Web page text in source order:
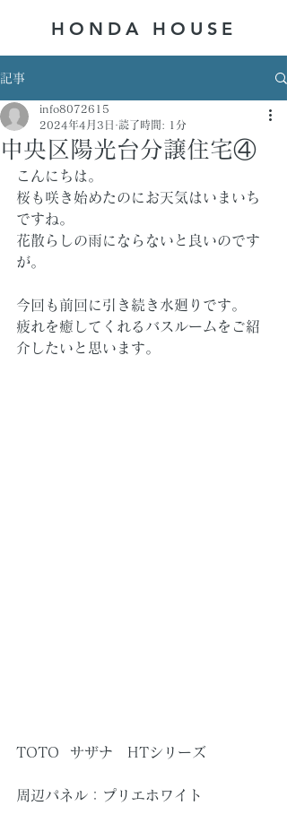
HONDA ​HOUSE
記事
中央区陽光台分譲住宅④
info8072615
2024年4月3日
読了時間: 1分
こんにちは。
桜も咲き始めたのにお天気はいまいち
ですね。
花散らしの雨にならないと良いのです
が。
今回も前回に引き続き水廻りです。
疲れを癒してくれるバスルームをご紹
介したいと思います。
TOTO  サザナ　HTシリーズ
周辺パネル：プリエホワイト